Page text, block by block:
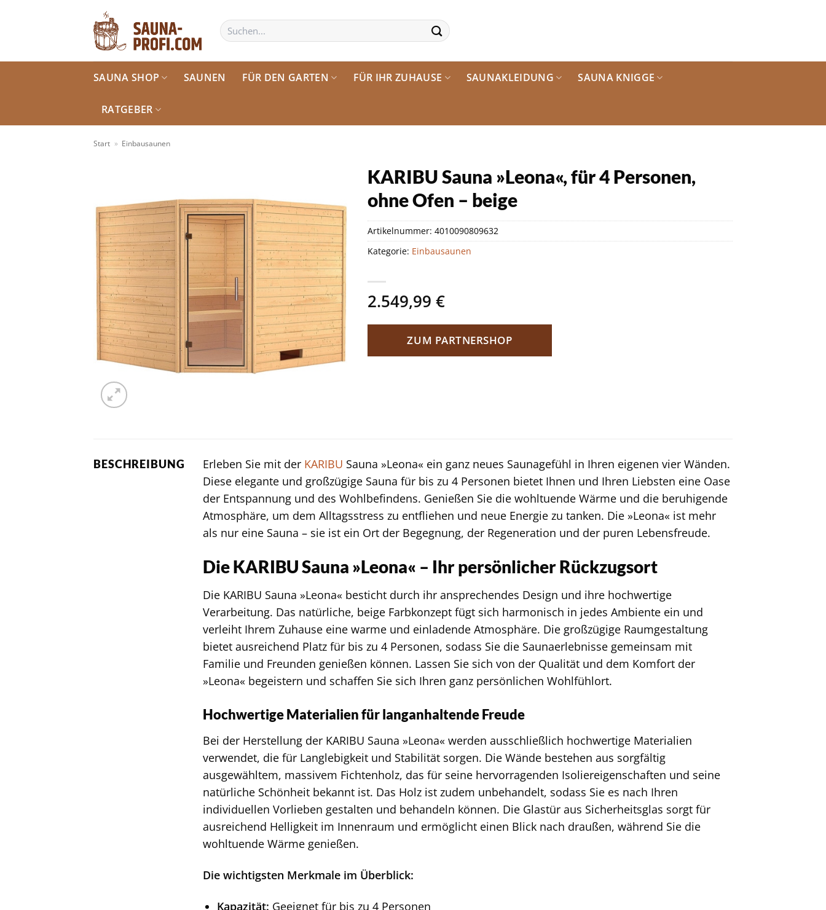
Suchen
nach:
SAUNA SHOP SAUNEN FÜR DEN GARTEN FÜR IHR ZUHAUSE SAUNAKLEIDUNG SAUNA KNIGGE
RATGEBER
Start » Einbausaunen
KARIBU Sauna »Leona«, für 4 Personen,
ohne Ofen – beige
2.549,99 €
ZUM PARTNERSHOP
Artikelnummer: 4010090809632
Kategorie: Einbausaunen
BESCHREIBUNG Erleben Sie mit der KARIBU Sauna »Leona« ein ganz neues Saunagefühl in Ihren eigenen vier Wänden.
Diese elegante und großzügige Sauna für bis zu 4 Personen bietet Ihnen und Ihren Liebsten eine Oase
der Entspannung und des Wohlbefindens. Genießen Sie die wohltuende Wärme und die beruhigende
Atmosphäre, um dem Alltagsstress zu entfliehen und neue Energie zu tanken. Die »Leona« ist mehr
als nur eine Sauna – sie ist ein Ort der Begegnung, der Regeneration und der puren Lebensfreude.
Die KARIBU Sauna »Leona« – Ihr persönlicher Rückzugsort
Die KARIBU Sauna »Leona« besticht durch ihr ansprechendes Design und ihre hochwertige
Verarbeitung. Das natürliche, beige Farbkonzept fügt sich harmonisch in jedes Ambiente ein und
verleiht Ihrem Zuhause eine warme und einladende Atmosphäre. Die großzügige Raumgestaltung
bietet ausreichend Platz für bis zu 4 Personen, sodass Sie die Saunaerlebnisse gemeinsam mit
Familie und Freunden genießen können. Lassen Sie sich von der Qualität und dem Komfort der
»Leona« begeistern und schaffen Sie sich Ihren ganz persönlichen Wohlfühlort.
Hochwertige Materialien für langanhaltende Freude
Bei der Herstellung der KARIBU Sauna »Leona« werden ausschließlich hochwertige Materialien
verwendet, die für Langlebigkeit und Stabilität sorgen. Die Wände bestehen aus sorgfältig
ausgewähltem, massivem Fichtenholz, das für seine hervorragenden Isoliereigenschaften und seine
natürliche Schönheit bekannt ist. Das Holz ist zudem unbehandelt, sodass Sie es nach Ihren
individuellen Vorlieben gestalten und behandeln können. Die Glastür aus Sicherheitsglas sorgt für
ausreichend Helligkeit im Innenraum und ermöglicht einen Blick nach draußen, während Sie die
wohltuende Wärme genießen.
Die wichtigsten Merkmale im Überblick:
Kapazität: Geeignet für bis zu 4 Personen